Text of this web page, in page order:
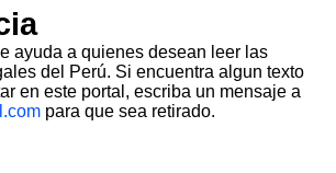
ayuda a quienes desean leer las
del Perú. Si encuentra algun texto
en este portal, escriba un mensaje a
para que sea retirado.